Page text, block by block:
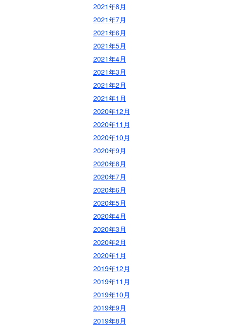
2021年8月
2021年7月
2021年6月
2021年5月
2021年4月
2021年3月
2021年2月
2021年1月
2020年12月
2020年11月
2020年10月
2020年9月
2020年8月
2020年7月
2020年6月
2020年5月
2020年4月
2020年3月
2020年2月
2020年1月
2019年12月
2019年11月
2019年10月
2019年9月
2019年8月